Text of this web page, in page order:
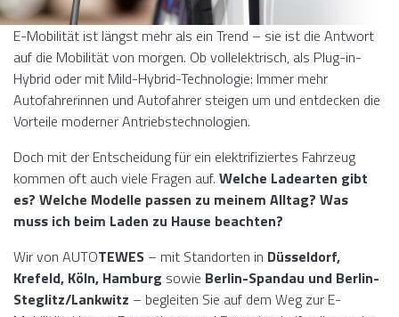
E-Mobilität ist längst mehr als ein Trend – sie ist die Antwort
auf die Mobilität von morgen. Ob vollelektrisch, als Plug-in-
Hybrid oder mit Mild-Hybrid-Technologie: Immer mehr
Autofahrerinnen und Autofahrer steigen um und entdecken die
Vorteile moderner Antriebstechnologien.
Doch mit der Entscheidung für ein elektrifiziertes Fahrzeug
kommen oft auch viele Fragen auf. Welche Ladearten gibt
es? Welche Modelle passen zu meinem Alltag? Was
muss ich beim Laden zu Hause beachten?
Wir von AUTOTEWES – mit Standorten in Düsseldorf,
Krefeld, Köln, Hamburg sowie Berlin-Spandau und Berlin-
Steglitz/Lankwitz – begleiten Sie auf dem Weg zur E-